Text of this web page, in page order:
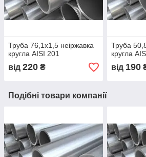
Труба 76,1х1,5 неіржавка
кругла АІSI 201
від 220 ₴
Труба
кругла
від 190
Подібні товари компанії